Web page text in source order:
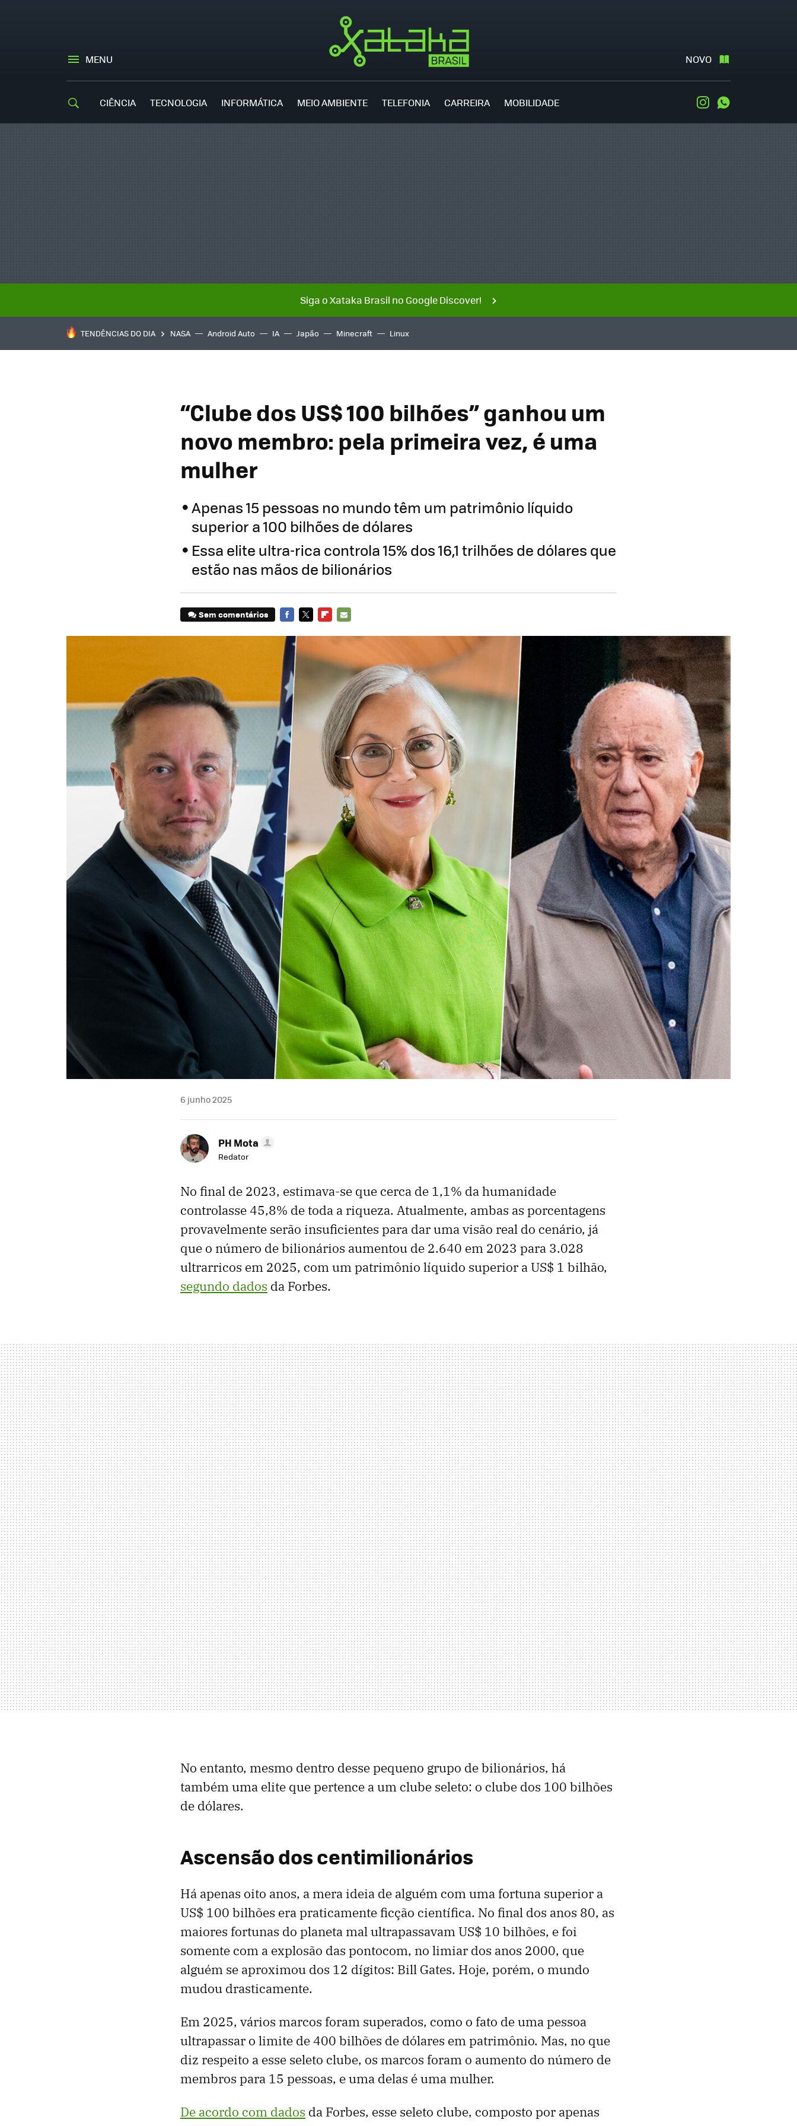
MENU NOVO
CIÊNCIA TECNOLOGIA INFORMÁTICA MEIO AMBIENTE TELEFONIA CARREIRA MOBILIDADE Instagram
Siga o Xataka Brasil no Google Discover!
TENDÊNCIAS DO DIA NASA Android Auto IA Japão Minecraft Linux
“Clube dos US$ 100 bilhões” ganhou um
novo membro: pela primeira vez, é uma
mulher
Apenas 15 pessoas no mundo têm um patrimônio líquido
superior a 100 bilhões de dólares
Essa elite ultra-rica controla 15% dos 16,1 trilhões de dólares que
estão nas mãos de bilionários
Sem comentários
MAIL
6 junho 2025
PH Mota
Redator
No final de 2023, estimava-se que cerca de 1,1% da humanidade
controlasse 45,8% de toda a riqueza. Atualmente, ambas as porcentagens
provavelmente serão insuficientes para dar uma visão real do cenário, já
que o número de bilionários aumentou de 2.640 em 2023 para 3.028
ultrarricos em 2025, com um patrimônio líquido superior a US$ 1 bilhão,
segundo dados da Forbes.
No entanto, mesmo dentro desse pequeno grupo de bilionários, há
também uma elite que pertence a um clube seleto: o clube dos 100 bilhões
de dólares.
Ascensão dos centimilionários
Há apenas oito anos, a mera ideia de alguém com uma fortuna superior a
US$ 100 bilhões era praticamente ficção científica. No final dos anos 80, as
maiores fortunas do planeta mal ultrapassavam US$ 10 bilhões, e foi
somente com a explosão das pontocom, no limiar dos anos 2000, que
alguém se aproximou dos 12 dígitos: Bill Gates. Hoje, porém, o mundo
mudou drasticamente.
Em 2025, vários marcos foram superados, como o fato de uma pessoa
ultrapassar o limite de 400 bilhões de dólares em patrimônio. Mas, no que
diz respeito a esse seleto clube, os marcos foram o aumento do número de
membros para 15 pessoas, e uma delas é uma mulher.
De acordo com dados da Forbes, esse seleto clube, composto por apenas